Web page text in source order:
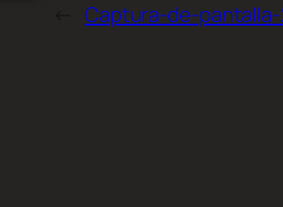
Captura-de-